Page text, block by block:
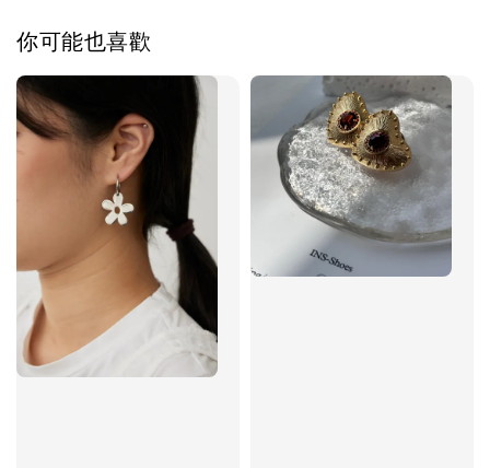
質感飾品收納盒
NT$ 298
NT$ 399
加入購物車
飾品禮物盒加價購
你可能也喜歡